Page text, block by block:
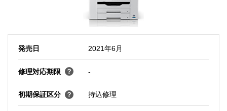
発売日 2021年6月
修理対応期限 -
初期保証区分 持込修理